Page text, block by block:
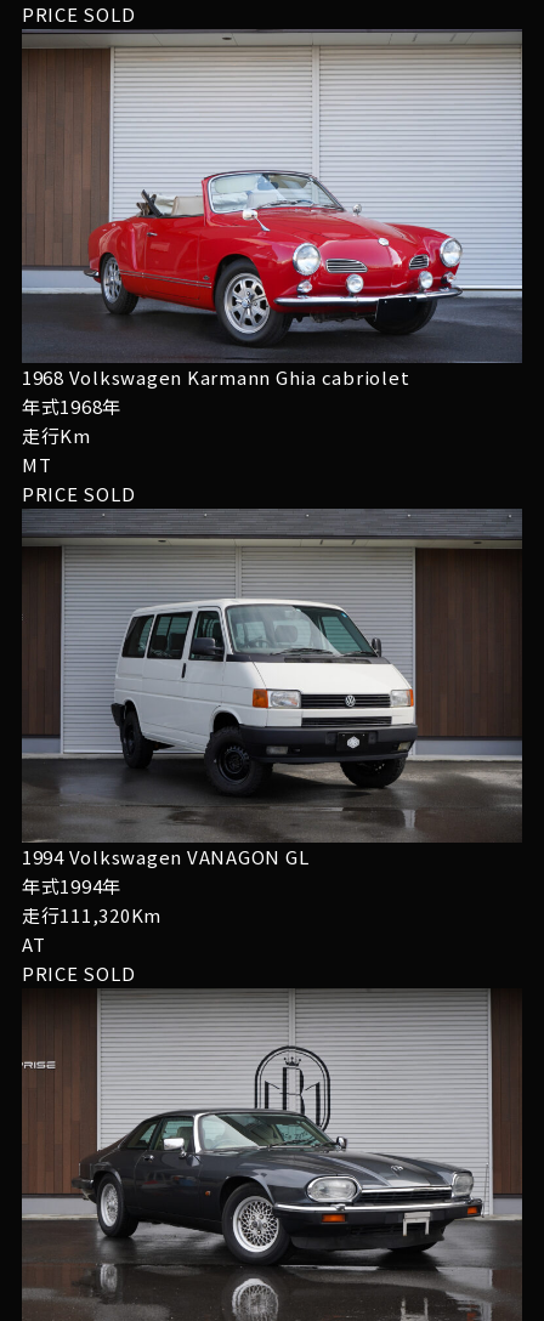
PRICE SOLD
1968 Volkswagen Karmann Ghia cabriolet
年式1968年
走行Km
MT
PRICE SOLD
1994 Volkswagen VANAGON GL
年式1994年
走行111,320Km
AT
PRICE SOLD